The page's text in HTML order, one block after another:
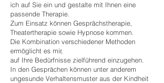
ich auf Sie ein und gestalte mit Ihnen eine
passende Therapie.
Zum Einsatz können Gesprächstherapie,
Theatertherapie sowie Hypnose kommen.
Die Kombination verschiedener Methoden
ermöglicht es mir,
auf Ihre Bedürfnisse zielführend einzugehen.
In den Gesprächen können unter anderem
ungesunde Verhaltensmuster aus der Kindheit